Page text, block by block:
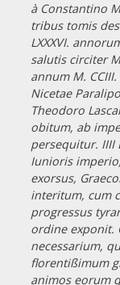
à Constantino
tribus tomis
LXXXVI.
salutis circiter
annum M.
Nicetae
Theodoro
obitum, ab
persequitur. IIII
Iunioris
exorsus,
interitum, cum
progressus
ordine exponit.
necessarium,
florentißimum
animos eorum